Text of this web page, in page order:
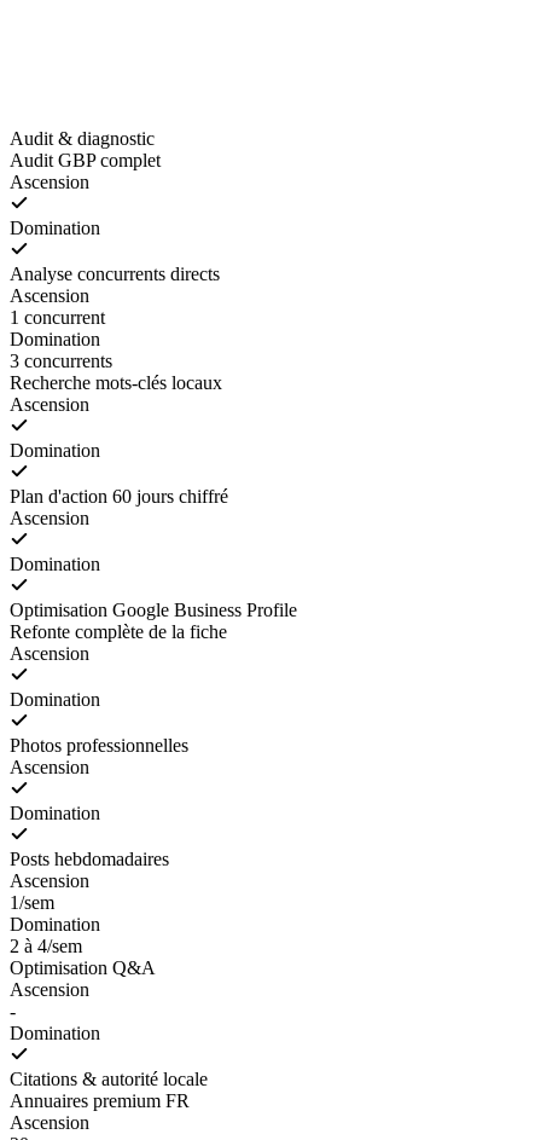
Audit & diagnostic
Audit GBP complet
Ascension
Domination
Analyse concurrents directs
Ascension
1 concurrent
Domination
3 concurrents
Recherche mots-clés locaux
Ascension
Domination
Plan d'action 60 jours chiffré
Ascension
Domination
Optimisation Google Business Profile
Refonte complète de la fiche
Ascension
Domination
Photos professionnelles
Ascension
Domination
Posts hebdomadaires
Ascension
1/sem
Domination
2 à 4/sem
Optimisation Q&A
Ascension
-
Domination
Citations & autorité locale
Annuaires premium FR
Ascension